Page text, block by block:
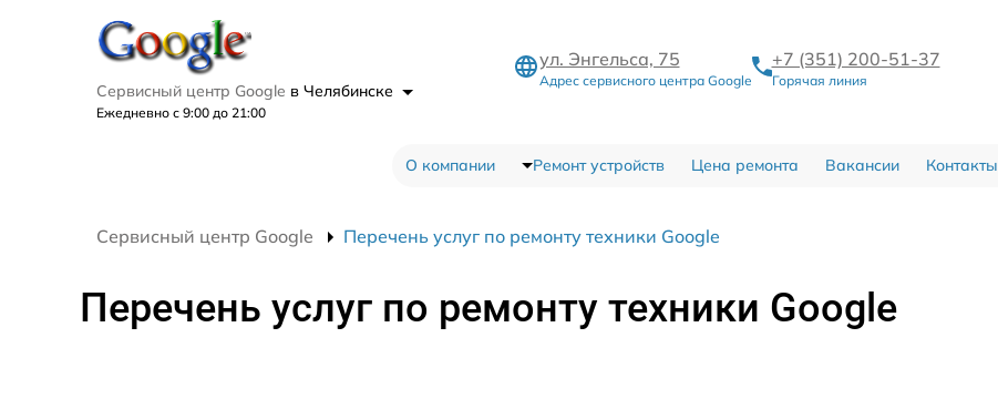
Сервисный центр Google в Челябинске
Ежедневно с 9:00 до 21:00
ул. Энгельса, 75
Адрес сервисного центра Google
+7 (351) 200-51-37
Горячая линия
О компании Ремонт устройств Цена ремонта Вакансии Контакты
Сервисный центр Google Перечень услуг по ремонту техники Google
Перечень услуг по ремонту техники Google